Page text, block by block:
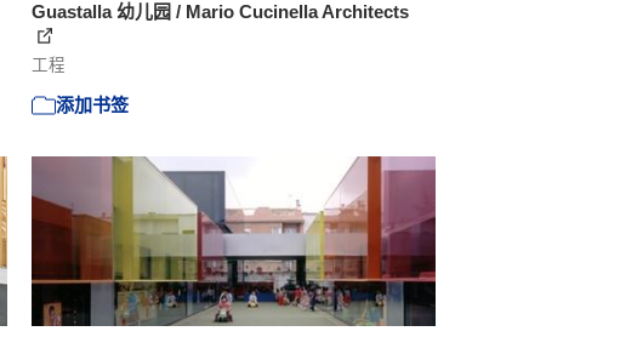
Guastalla 幼儿园 / Mario Cucinella Architects
工程
添加书签